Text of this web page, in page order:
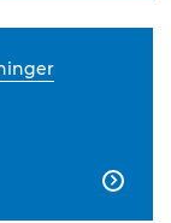
